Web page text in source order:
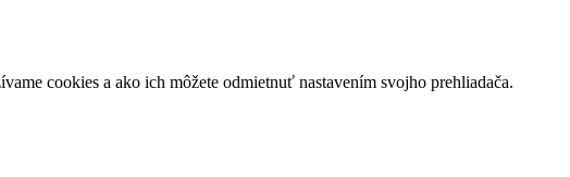
cookies a ako ich môžete odmietnuť nastavením svojho prehliadača.